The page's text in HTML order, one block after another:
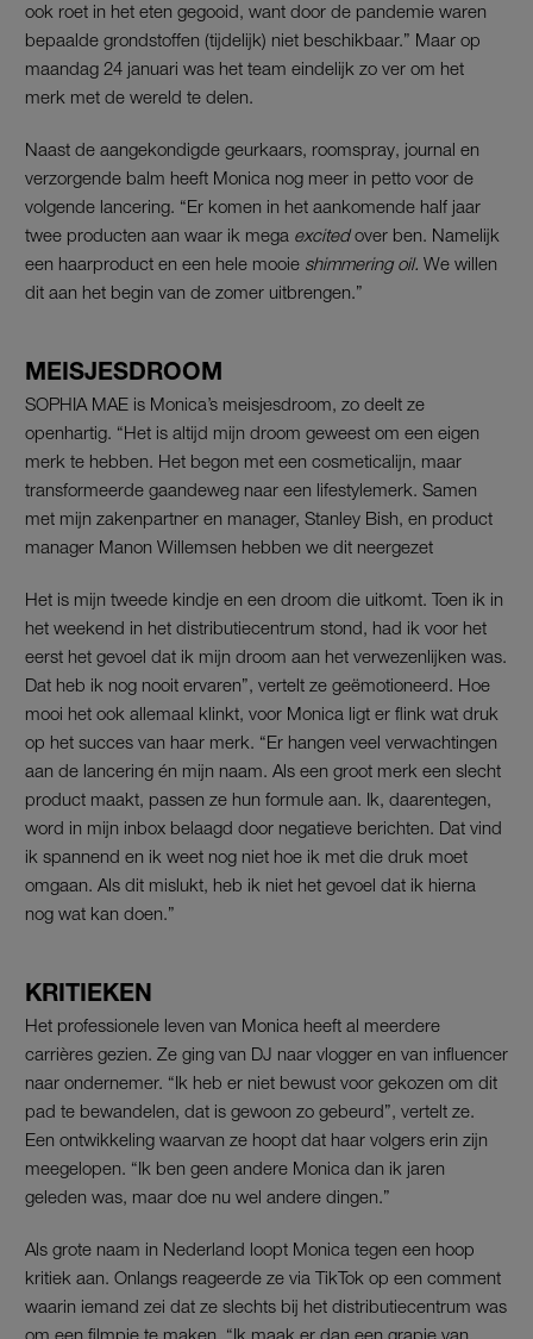
ook roet in het eten gegooid, want door de pandemie waren
bepaalde grondstoffen (tijdelijk) niet beschikbaar.” Maar op
maandag 24 januari was het team eindelijk zo ver om het
merk met de wereld te delen.
Naast de aangekondigde geurkaars, roomspray, journal en
verzorgende balm heeft Monica nog meer in petto voor de
volgende lancering. “Er komen in het aankomende half jaar
twee producten aan waar ik mega excitedover ben. Namelijk
een haarproduct en een hele mooie shimmering oil. We willen
dit aan het begin van de zomer uitbrengen.”
MEISJESDROOM
SOPHIA MAE is Monica’s meisjesdroom, zo deelt ze
openhartig. “Het is altijd mijn droom geweest om een eigen
merk te hebben. Het begon met een cosmeticalijn, maar
transformeerde gaandeweg naar een lifestylemerk. Samen
met mijn zakenpartner en manager, Stanley Bish, en product
manager Manon Willemsen hebben we dit neergezet
Het is mijn tweede kindje en een droom die uitkomt. Toen ik in
het weekend in het distributiecentrum stond, had ik voor het
eerst het gevoel dat ik mijn droom aan het verwezenlijken was.
Dat heb ik nog nooit ervaren”, vertelt ze geëmotioneerd. Hoe
mooi het ook allemaal klinkt, voor Monica ligt er flink wat druk
op het succes van haar merk. “Er hangen veel verwachtingen
aan de lancering én mijn naam. Als een groot merk een slecht
product maakt, passen ze hun formule aan. Ik, daarentegen,
word in mijn inbox belaagd door negatieve berichten. Dat vind
ik spannend en ik weet nog niet hoe ik met die druk moet
omgaan. Als dit mislukt, heb ik niet het gevoel dat ik hierna
nog wat kan doen.”
KRITIEKEN
Het professionele leven van Monica heeft al meerdere
carrières gezien. Ze ging van DJ naar vlogger en van influencer
naar ondernemer. “Ik heb er niet bewust voor gekozen om dit
pad te bewandelen, dat is gewoon zo gebeurd”, vertelt ze.
Een ontwikkeling waarvan ze hoopt dat haar volgers erin zijn
meegelopen. “Ik ben geen andere Monica dan ik jaren
geleden was, maar doe nu wel andere dingen.”
Als grote naam in Nederland loopt Monica tegen een hoop
kritiek aan. Onlangs reageerde ze via TikTok op een comment
waarin iemand zei dat ze slechts bij het distributiecentrum was
om een filmpje te maken. “Ik maak er dan een grapje van.